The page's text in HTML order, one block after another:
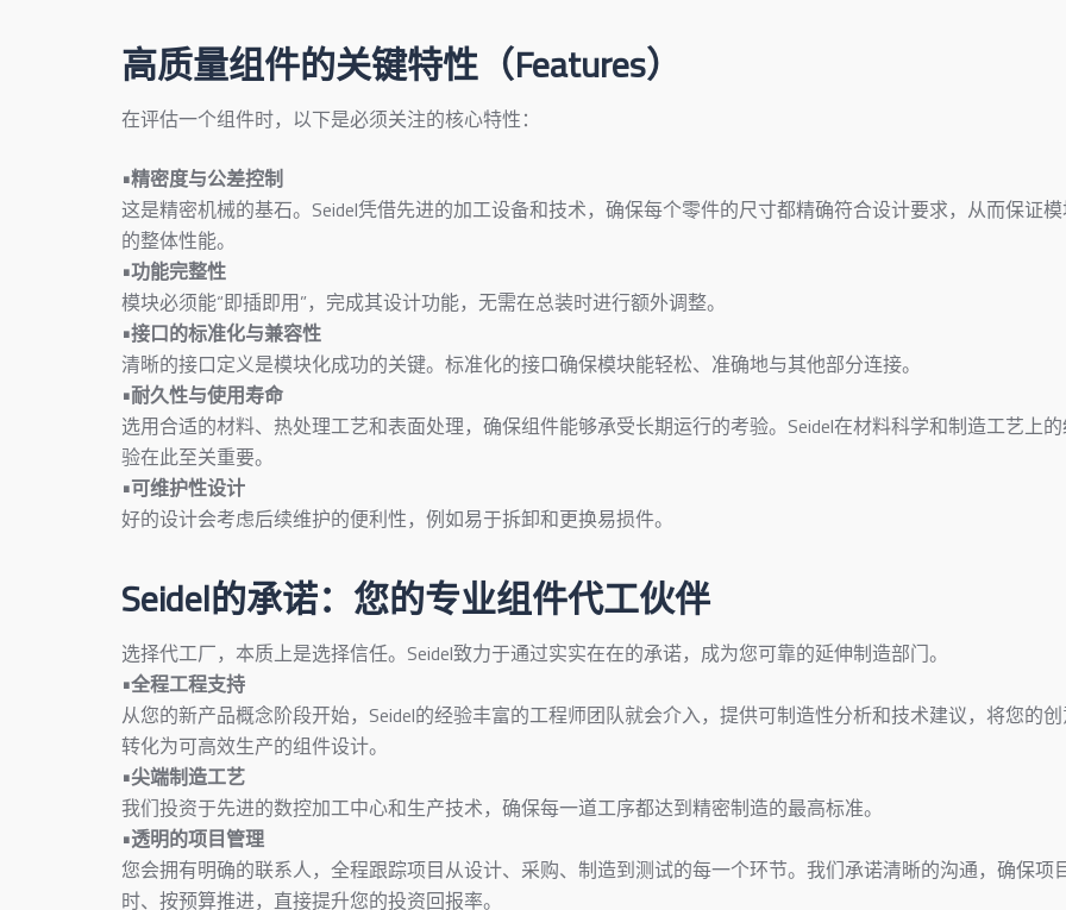
高质量组件的关键特性（Features）
在评估一个组件时，以下是必须关注的核心特性：
•精密度与公差控制
这是精密机械的基石。Seidel凭借先进的加工设备和技术，确保每个零件的尺寸都精确符合设计要求，从而保证
的整体性能。
•功能完整性
模块必须能“即插即用”，完成其设计功能，无需在总装时进行额外调整。
•接口的标准化与兼容性
清晰的接口定义是模块化成功的关键。标准化的接口确保模块能轻松、准确地与其他部分连接。
•耐久性与使用寿命
选用合适的材料、热处理工艺和表面处理，确保组件能够承受长期运行的考验。Seidel在材料科学和制造工艺上
验在此至关重要。
•可维护性设计
好的设计会考虑后续维护的便利性，例如易于拆卸和更换易损件。
Seidel的承诺：您的专业组件代工伙伴
选择代工厂，本质上是选择信任。Seidel致力于通过实实在在的承诺，成为您可靠的延伸制造部门。
•全程工程支持
从您的新产品概念阶段开始，Seidel的经验丰富的工程师团队就会介入，提供可制造性分析和技术建议，将您的
转化为可高效生产的组件设计。
•尖端制造工艺
我们投资于先进的数控加工中心和生产技术，确保每一道工序都达到精密制造的最高标准。
•透明的项目管理
您会拥有明确的联系人，全程跟踪项目从设计、采购、制造到测试的每一个环节。我们承诺清晰的沟通，确保项
时、按预算推进，直接提升您的投资回报率。